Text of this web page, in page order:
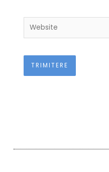
Website